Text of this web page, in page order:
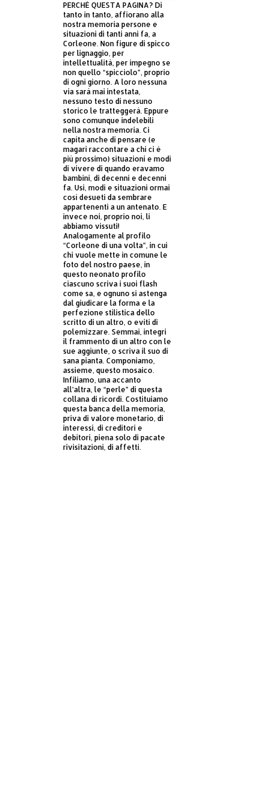
PERCHÈ QUESTA PAGINA? Di
tanto in tanto, affiorano alla
nostra memoria persone e
situazioni di tanti anni fa, a
Corleone. Non figure di spicco
per lignaggio, per
intellettualità, per impegno se
non quello “spicciolo”, proprio
di ogni giorno. A loro nessuna
via sarà mai intestata,
nessuno testo di nessuno
storico le tratteggerà. Eppure
sono comunque indelebili
nella nostra memoria. Ci
capita anche di pensare (e
magari raccontare a chi ci è
più prossimo) situazioni e modi
di vivere di quando eravamo
bambini, di decenni e decenni
fa. Usi, modi e situazioni ormai
così desueti da sembrare
appartenenti a un antenato. E
invece noi, proprio noi, li
abbiamo vissuti!
Analogamente al profilo
“Corleone di una volta”, in cui
chi vuole mette in comune le
foto del nostro paese, in
questo neonato profilo
ciascuno scriva i suoi flash
come sa, e ognuno si astenga
dal giudicare la forma e la
perfezione stilistica dello
scritto di un altro, o eviti di
polemizzare. Semmai, integri
il frammento di un altro con le
sue aggiunte, o scriva il suo di
sana pianta. Componiamo,
assieme, questo mosaico.
Infiliamo, una accanto
all’altra, le “perle” di questa
collana di ricordi. Costituiamo
questa banca della memoria,
priva di valore monetario, di
interessi, di creditori e
debitori, piena solo di pacate
rivisitazioni, di affetti.